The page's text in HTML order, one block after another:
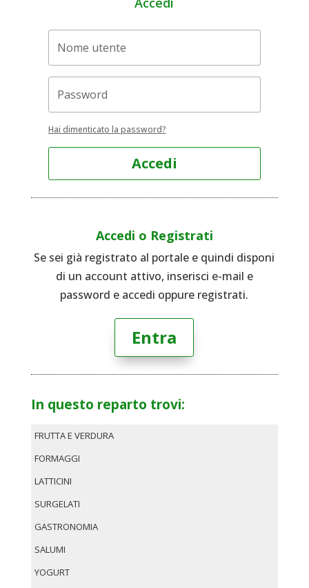
Hai dimenticato la password?
Accedi
Accedi o Registrati
Se sei già registrato al portale e quindi disponi
di un account attivo, inserisci e-mail e
password e accedi oppure registrati.
Entra
In questo reparto trovi:
FRUTTA E VERDURA
FORMAGGI
LATTICINI
SURGELATI
GASTRONOMIA
SALUMI
YOGURT